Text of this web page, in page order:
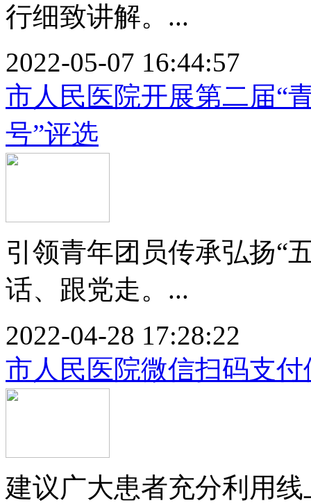
行细致讲解。...
2022-05-07 16:44:57
市人民医院开展第二届“
号”评选
引领青年团员传承弘扬“
话、跟党走。...
2022-04-28 17:28:22
市人民医院微信扫码支
建议广大患者充分利用